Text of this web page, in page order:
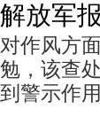
解放军
对作风方
勉，该查
到警示作用